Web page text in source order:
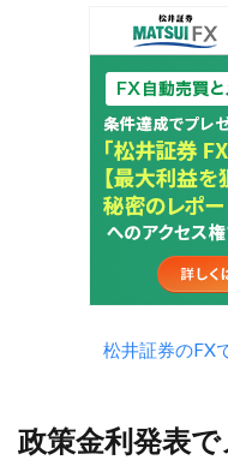
松井証券のFX
政策金利発表